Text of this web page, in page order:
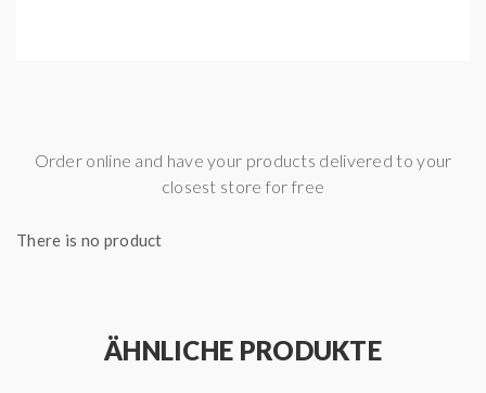
Order online and have your products delivered to your
closest store for free
There is no product
ÄHNLICHE PRODUKTE